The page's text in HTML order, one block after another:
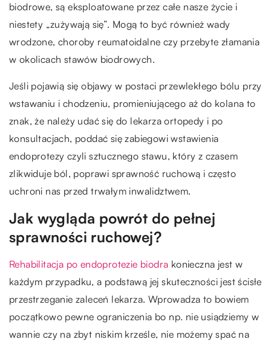
biodrowe, są eksploatowane przez całe nasze życie i
niestety „zużywają się”. Mogą to być również wady
wrodzone, choroby reumatoidalne czy przebyte złamania
w okolicach stawów biodrowych.
Jeśli pojawią się objawy w postaci przewlekłego bólu przy
wstawaniu i chodzeniu, promieniującego aż do kolana to
znak, że należy udać się do lekarza ortopedy i po
konsultacjach, poddać się zabiegowi wstawienia
endoprotezy czyli sztucznego stawu, który z czasem
zlikwiduje ból, poprawi sprawność ruchową i często
uchroni nas przed trwałym inwalidztwem.
Jak wygląda powrót do pełnej
sprawności ruchowej?
Rehabilitacja po endoprotezie biodra konieczna jest w
każdym przypadku, a podstawą jej skuteczności jest ścisłe
przestrzeganie zaleceń lekarza. Wprowadza to bowiem
początkowo pewne ograniczenia bo np. nie usiądziemy w
wannie czy na zbyt niskim krześle, nie możemy spać na